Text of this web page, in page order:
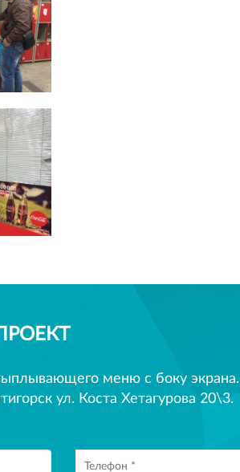
меню с боку экрана.
ул. Коста Хетагурова 20\3.